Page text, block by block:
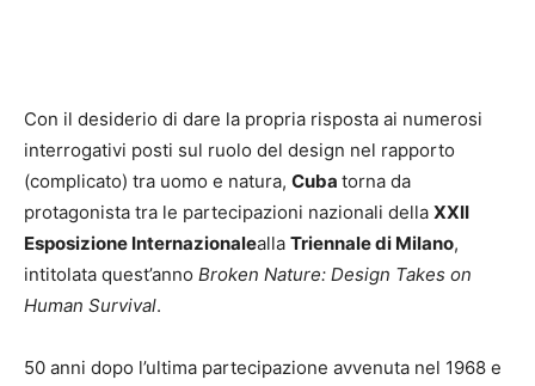
Con il desiderio di dare la propria risposta ai numerosi
interrogativi posti sul ruolo del design nel rapporto
(complicato) tra uomo e natura, Cuba torna da
protagonista tra le partecipazioni nazionali della XXII
Esposizione Internazionalealla Triennale di Milano,
intitolata quest’anno Broken Nature: Design Takes on
Human Survival.
50 anni dopo l’ultima partecipazione avvenuta nel 1968 e